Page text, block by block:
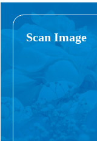
Scan Image